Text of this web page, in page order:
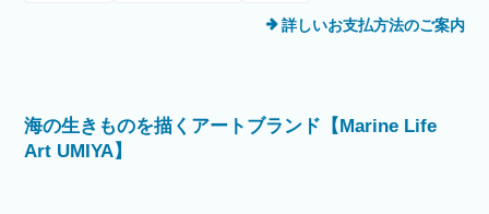
詳しいお支払方法のご案内
海の生きものを描くアートブランド【Marine Life
Art UMIYA】